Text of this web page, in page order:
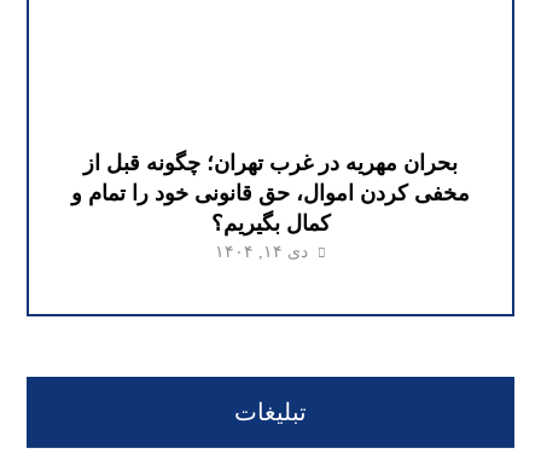
بحران مهریه در غرب تهران؛ چگونه قبل از
مخفی کردن اموال، حق قانونی خود را تمام و
کمال بگیریم؟
دی ۱۴, ۱۴۰۴
تبلیغات